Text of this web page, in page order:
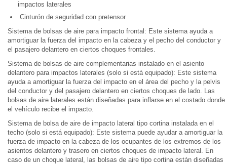
impactos laterales
Cinturón de seguridad con pretensor
Sistema de bolsas de aire para impacto frontal: Este sistema ayuda a
amortiguar la fuerza del impacto en la cabeza y el pecho del conductor y
el pasajero delantero en ciertos choques frontales.
Sistema de bolsas de aire complementarias instalado en el asiento
delantero para impactos laterales (solo si está equipado): Este sistema
ayuda a amortiguar la fuerza del impacto en el área del pecho y la pelvis
del conductor y del pasajero delantero en ciertos choques de lado. Las
bolsas de aire laterales están diseñadas para inflarse en el costado donde
el vehículo recibe el impacto.
Sistema de bolsa de aire de impacto lateral tipo cortina instalada en el
techo (solo si está equipado): Este sistema puede ayudar a amortiguar la
fuerza de impacto en la cabeza de los ocupantes de los extremos de los
asientos delantero y trasero en ciertos choques de impacto lateral. En
caso de un choque lateral, las bolsas de aire tipo cortina están diseñadas